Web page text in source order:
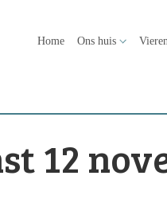
Home Ons huis Vieren
12